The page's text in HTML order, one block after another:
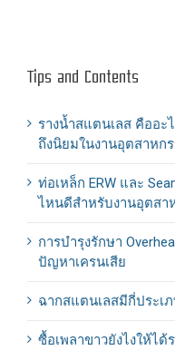
Tips and Contents
รางน้ำสแตนเลส คืออะ
ถึงนิยมในงานอุตสาหก
ท่อเหล็ก ERW และ
ไหนดีสำหรับงานอุตสา
การบำรุงรักษา
ปัญหาเครนเสีย
ฉากสแตนเลสมีกี่ประเ
ซื้อเพลาขาวยังไงให้ได้